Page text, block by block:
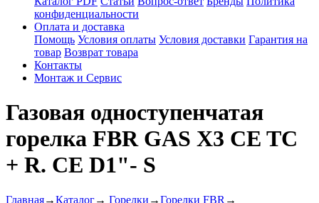
конфиденциальности
Оплата и доставка
Помощь Условия оплаты Условия доставки Гарантия на
товар Возврат товара
Контакты
Монтаж и Сервис
Газовая одноступенчатая
горелка FBR GAS X3 CE TC
+ R. CE D1"- S
Главная→Каталог→ Горелки →Горелки FBR →